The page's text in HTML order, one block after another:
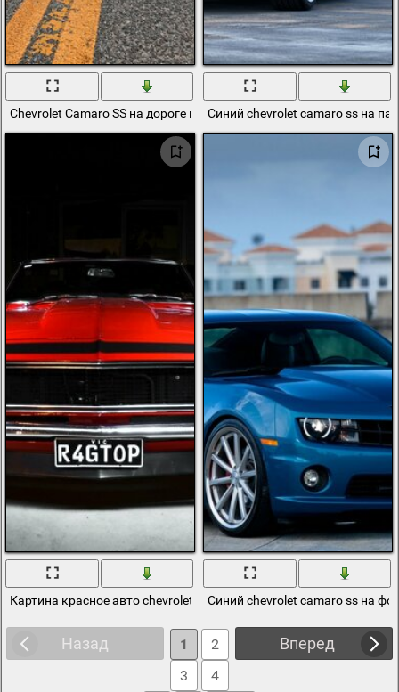
Chevrolet Camaro SS на дороге поперек оранжевой разметки
Синий chevrolet camaro ss на
Картина красное авто chevrolet, camaro, ssСиний chevrolet camaro ss на
Назад Вперед
1
2
3
4